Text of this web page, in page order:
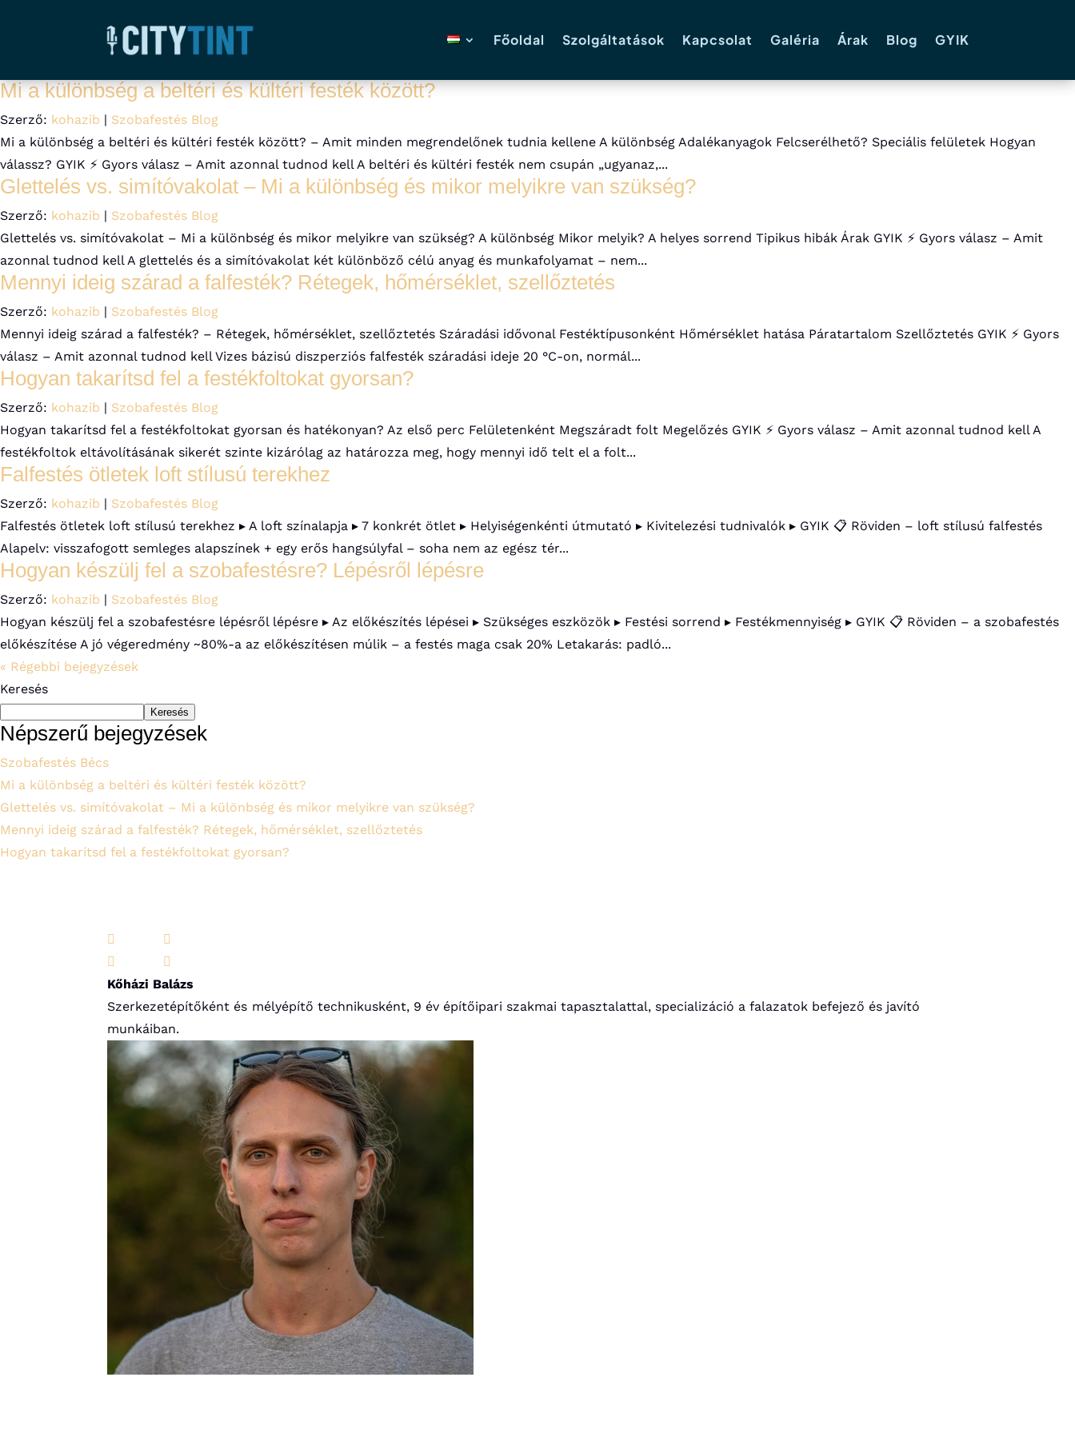
Főoldal Szolgáltatások Kapcsolat Galéria Árak Blog GYIK
Mi a különbség a beltéri és kültéri festék között?
Szerző: kohazib | Szobafestés Blog
Mi a különbség a beltéri és kültéri festék között? – Amit minden megrendelőnek tudnia kellene A különbség Adalékanyagok Felcserélhető? Speciális felületek Hogyan
válassz? GYIK ⚡ Gyors válasz – Amit azonnal tudnod kell A beltéri és kültéri festék nem csupán „ugyanaz,...
Glettelés vs. simítóvakolat – Mi a különbség és mikor melyikre van szükség?
Szerző: kohazib | Szobafestés Blog
Glettelés vs. simítóvakolat – Mi a különbség és mikor melyikre van szükség? A különbség Mikor melyik? A helyes sorrend Tipikus hibák Árak GYIK ⚡ Gyors válasz – Amit
azonnal tudnod kell A glettelés és a simítóvakolat két különböző célú anyag és munkafolyamat – nem...
Mennyi ideig szárad a falfesték? Rétegek, hőmérséklet, szellőztetés
Szerző: kohazib | Szobafestés Blog
Mennyi ideig szárad a falfesték? – Rétegek, hőmérséklet, szellőztetés Száradási idővonal Festéktípusonként Hőmérséklet hatása Páratartalom Szellőztetés GYIK ⚡ Gyors
válasz – Amit azonnal tudnod kell Vizes bázisú diszperziós falfesték száradási ideje 20 °C-on, normál...
Hogyan takarítsd fel a festékfoltokat gyorsan?
Szerző: kohazib | Szobafestés Blog
Hogyan takarítsd fel a festékfoltokat gyorsan és hatékonyan? Az első perc Felületenként Megszáradt folt Megelőzés GYIK ⚡ Gyors válasz – Amit azonnal tudnod kell A
festékfoltok eltávolításának sikerét szinte kizárólag az határozza meg, hogy mennyi idő telt el a folt...
Falfestés ötletek loft stílusú terekhez
Szerző: kohazib | Szobafestés Blog
Falfestés ötletek loft stílusú terekhez ▸ A loft színalapja ▸ 7 konkrét ötlet ▸ Helyiségenkénti útmutató ▸ Kivitelezési tudnivalók ▸ GYIK 📋 Röviden – loft stílusú falfestés
Alapelv: visszafogott semleges alapszínek + egy erős hangsúlyfal – soha nem az egész tér...
Hogyan készülj fel a szobafestésre? Lépésről lépésre
Szerző: kohazib | Szobafestés Blog
Hogyan készülj fel a szobafestésre lépésről lépésre ▸ Az előkészítés lépései ▸ Szükséges eszközök ▸ Festési sorrend ▸ Festékmennyiség ▸ GYIK 📋 Röviden – a szobafestés
előkészítése A jó végeredmény ~80%-a az előkészítésen múlik – a festés maga csak 20% Letakarás: padló...
« Régebbi bejegyzések
Keresés
Keresés
Népszerű bejegyzések
Szobafestés Bécs
Mi a különbség a beltéri és kültéri festék között?
Glettelés vs. simítóvakolat – Mi a különbség és mikor melyikre van szükség?
Mennyi ideig szárad a falfesték? Rétegek, hőmérséklet, szellőztetés
Hogyan takarítsd fel a festékfoltokat gyorsan?




Kőházi Balázs
Szerkezetépítőként és mélyépítő technikusként, 9 év építőipari szakmai tapasztalattal, specializáció a falazatok befejező és javító
munkáiban.